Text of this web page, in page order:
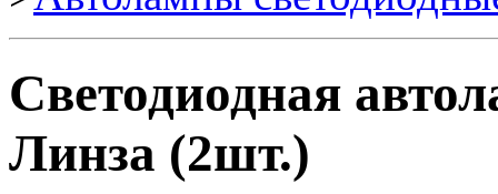
Светодиодная
Линза (2шт.)